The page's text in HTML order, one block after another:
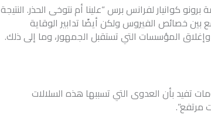
كوانيار لفرانس برس “علينا أم نتوخى الحذر. النتيجة
خصائص الفيروس ولكن أيضًا تدابير الوقاية
المؤسسات التي تستقبل الجمهور، وما إلى ذلك.
تفيد بأن العدوى التي تسببها هذه السلالات
مرتفع”.